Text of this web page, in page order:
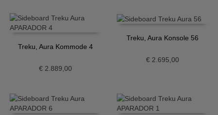
Treku, Aura Kommode 4
€2.889,00
Treku, Aura Konsole 56
€ 2.695,00